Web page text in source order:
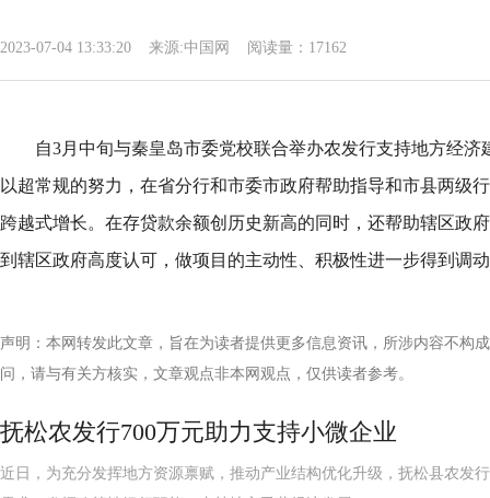
2023-07-04 13:33:20 来源:中国网 阅读量：17162
自3月中旬与秦皇岛市委党校联合举办农发行支持地方经
以超常规的努力，在省分行和市委市政府帮助指导和市县两级
跨越式增长。在存贷款余额创历史新高的同时，还帮助辖区政
到辖区政府高度认可，做项目的主动性、积极性进一步得到调
声明：本网转发此文章，旨在为读者提供更多信息资讯，所涉内容不构
问，请与有关方核实，文章观点非本网观点，仅供读者参考。
抚松农发行700万元助力支持小微企业
近日，为充分发挥地方资源禀赋，推动产业结构优化升级，抚松县农发